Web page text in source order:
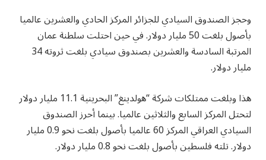
وحجز الصندوق السيادي للجزائر المركز الحادي والعشرين عالميا
بأصول بلغت 50 مليار دولار. في حين احتلت سلطنة عمان
المرتبة السادسة والعشرين بصندوق سيادي بلغت ثروته 34
مليار دولار.
هذا وبلغت ممتلكات شركة “هولدينغ” البحرينية 11.1 مليار دولار
لتحتل المركز السابع والثلاثين عالميا. بينما أحرز الصندوق
السيادي العراقي المركز 60 عالميا بأصول بلغت نحو 0.9 مليار
دولار. تلته فلسطين بأصول بلغت نحو 0.8 مليار دولار.